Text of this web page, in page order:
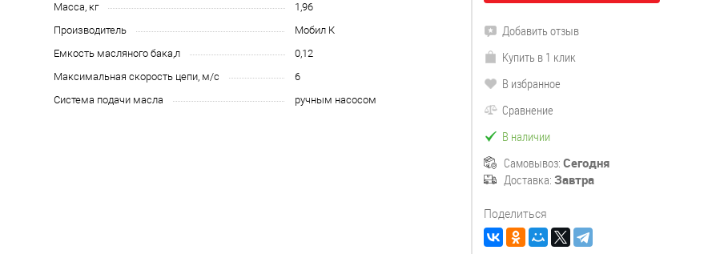
Масса, кг
1,96
Производитель
Мобил К
Емкость масляного бака,л
0,12
Максимальная скорость цепи, м/с
6
Система подачи масла
ручным насосом
Добавить отзыв
Купить в 1 клик
В избранное
Сравнение
В наличии
Самовывоз: Сегодня
Доставка: Завтра
Поделиться